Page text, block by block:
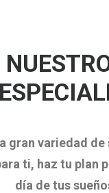
gran variedad
ti, haz tu plan
día de tus